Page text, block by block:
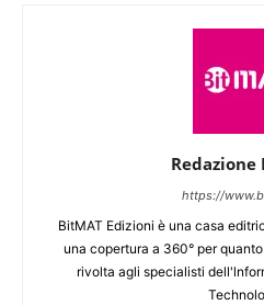
Redazione
https://
BitMAT Edizioni è una casa
una copertura a 360° per
rivolta agli specialisti